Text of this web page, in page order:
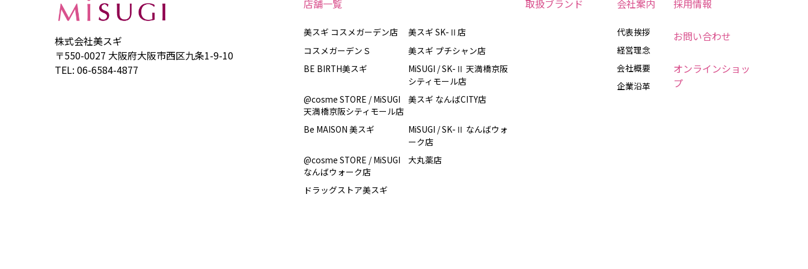
株式会社美スギ
〒550-0027 大阪府大阪市西区九条1-9-10
TEL: 06-6584-4877
店舗一覧
美スギ コスメガーデン店
美スギ SK-Ⅱ店
コスメガーデンＳ
美スギ プチシャン店
BE BIRTH美スギ
MiSUGI / SK-Ⅱ 天満橋京阪
シティモール店
@cosme STORE / MiSUGI
天満橋京阪シティモール店
美スギ なんばCITY店
Be MAISON 美スギ
MiSUGI / SK-Ⅱ なんばウォ
ーク店
@cosme STORE / MiSUGI
なんばウォーク店
大丸薬店
ドラッグストア美スギ
取扱ブランド 会社案内
代表挨拶
経営理念
会社概要
企業沿革
採用情報
お問い合わせ
オンラインショッ
プ